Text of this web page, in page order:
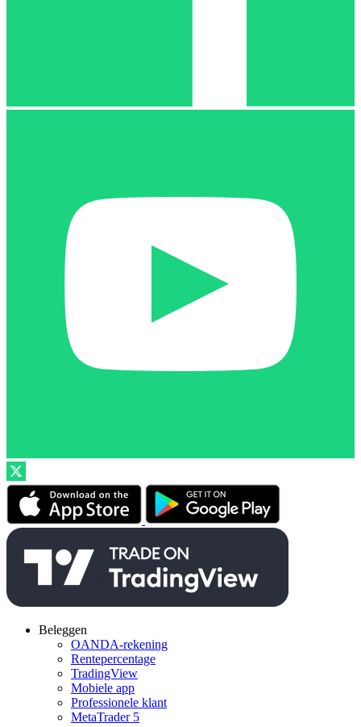
Beleggen
OANDA-rekening
Rentepercentage
TradingView
Mobiele app
Professionele klant
MetaTrader 5